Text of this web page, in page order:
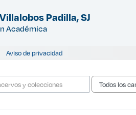
Padilla, SJ
Académica
Aviso de privacidad